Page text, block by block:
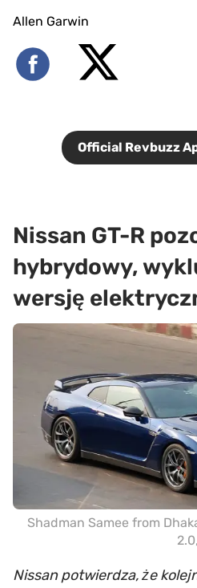
Allen Garwin
Official Revbuzz
Nissan GT-R
hybrydowy,
wersję
Shadman Samee from
2.0
Nissan potwierdza, że